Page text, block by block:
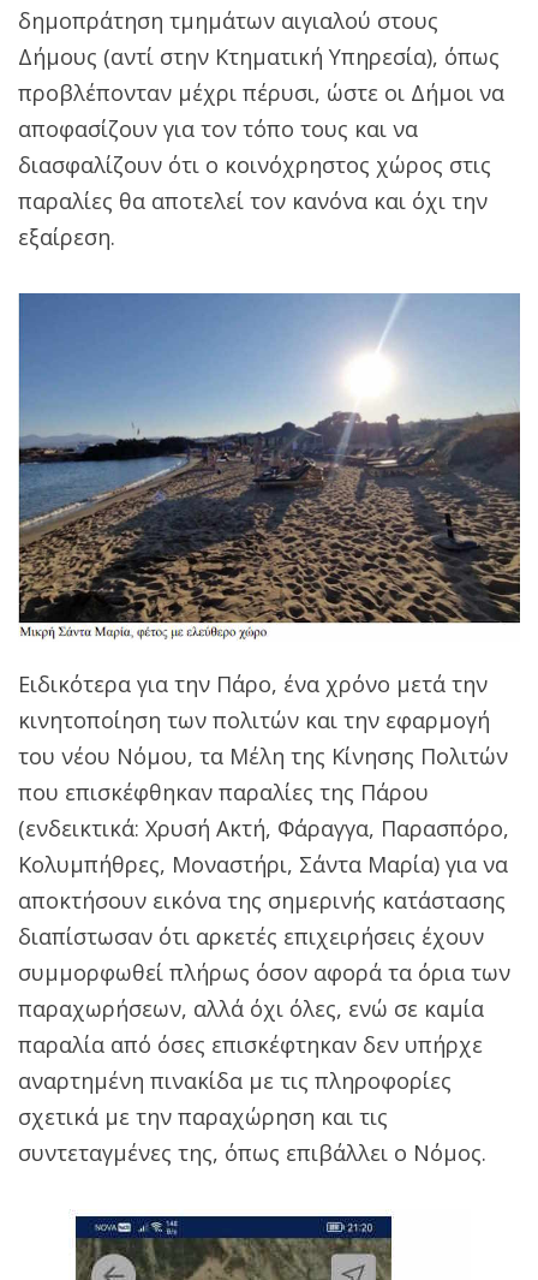
δημοπράτηση τμημάτων αιγιαλού στους
Δήμους (αντί στην Κτηματική Υπηρεσία), όπως
προβλέπονταν μέχρι πέρυσι, ώστε οι Δήμοι να
αποφασίζουν για τον τόπο τους και να
διασφαλίζουν ότι ο κοινόχρηστος χώρος στις
παραλίες θα αποτελεί τον κανόνα και όχι την
εξαίρεση.
Ειδικότερα για την Πάρο, ένα χρόνο μετά την
κινητοποίηση των πολιτών και την εφαρμογή
του νέου Νόμου, τα Μέλη της Κίνησης Πολιτών
που επισκέφθηκαν παραλίες της Πάρου
(ενδεικτικά: Χρυσή Ακτή, Φάραγγα, Παρασπόρο,
Κολυμπήθρες, Μοναστήρι, Σάντα Μαρία) για να
αποκτήσουν εικόνα της σημερινής κατάστασης
διαπίστωσαν ότι αρκετές επιχειρήσεις έχουν
συμμορφωθεί πλήρως όσον αφορά τα όρια των
παραχωρήσεων, αλλά όχι όλες, ενώ σε καμία
παραλία από όσες επισκέφτηκαν δεν υπήρχε
αναρτημένη πινακίδα με τις πληροφορίες
σχετικά με την παραχώρηση και τις
συντεταγμένες της, όπως επιβάλλει ο Νόμος.